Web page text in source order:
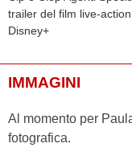
trailer del film live-
Disney+
IMMAGINI
Al momento per
fotografica.